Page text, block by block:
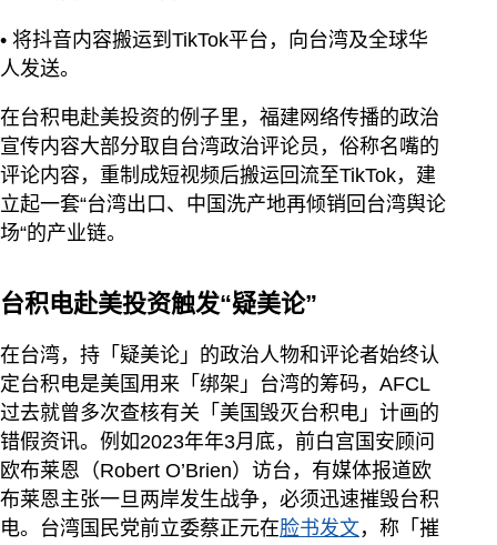
• 将抖音内容搬运到TikTok平台，向台湾及全球华
人发送。
在台积电赴美投资的例子里，福建网络传播的政治
宣传内容大部分取自台湾政治评论员，俗称名嘴的
评论内容，重制成短视频后搬运回流至TikTok，建
立起一套“台湾出口、中国洗产地再倾销回台湾舆论
场“的产业链。
台积电赴美投资触发“疑美论”
在台湾，持「疑美论」的政治人物和评论者始终认
定台积电是美国用来「绑架」台湾的筹码，AFCL
过去就曾多次查核有关「美国毁灭台积电」计画的
错假资讯。例如2023年年3月底，前白宫国安顾问
欧布莱恩（Robert O’Brien）访台，有媒体报道欧
布莱恩主张一旦两岸发生战争，必须迅速摧毁台积
电。台湾国民党前立委蔡正元在脸书发文，称「摧